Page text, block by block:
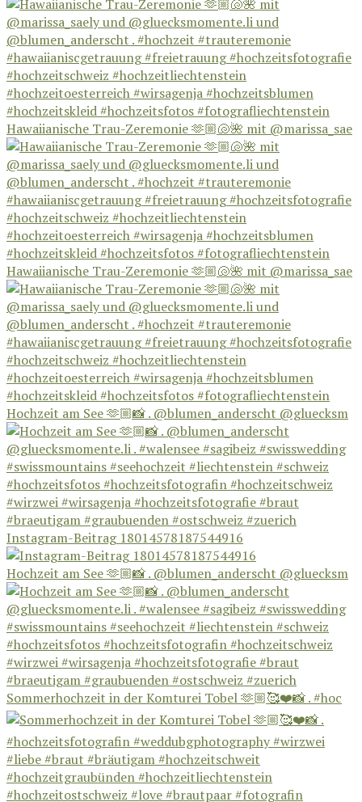
Hawaiianische Trau-Zeremonie 🫶🏼🐚🌺 mit @marissa_sae
Hawaiianische Trau-Zeremonie 🫶🏼🐚🌺 mit @marissa_sae
Hochzeit am See 🫶🏼📸 . @blumen_anderscht @gluecksm
Instagram-Beitrag 18014578187544916
Hochzeit am See 🫶🏼📸 . @blumen_anderscht @gluecksm
Sommerhochzeit in der Komturei Tobel 🫶🏼🥰❤️📸 . #hoc